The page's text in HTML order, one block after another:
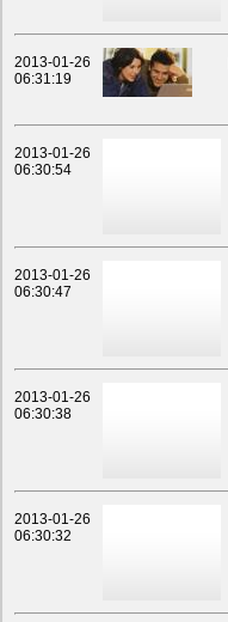
2013-01-26
06:31:19
2013-01-26
06:30:54
2013-01-26
06:30:47
2013-01-26
06:30:38
2013-01-26
06:30:32